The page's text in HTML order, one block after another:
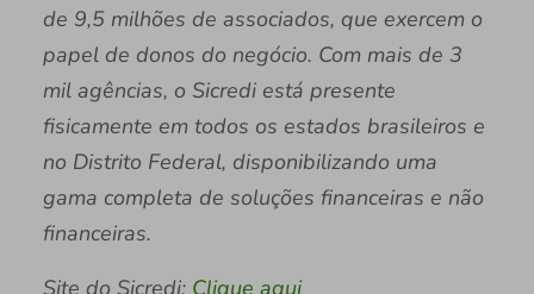
de 9,5 milhões de associados, que exercem o
papel de donos do negócio. Com mais de 3
mil agências, o Sicredi está presente
fisicamente em todos os estados brasileiros e
no Distrito Federal, disponibilizando uma
gama completa de soluções financeiras e não
financeiras.
Site do Sicredi: Clique aqui